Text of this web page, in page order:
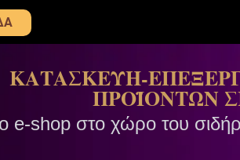
ΚΑΤΑΣΚΕΥΗ-
ΠΡΟΪΟΝΤΩΝ
e-shop στο χώρο του